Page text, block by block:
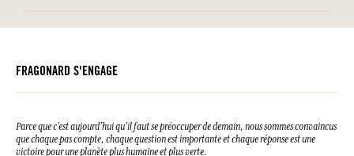
Veuillez consulter les qualités ou caractéristiques environnementales
FRAGONARD S'ENGAGE
Parce que c’est aujourd’hui qu’il faut se préoccuper de demain, nous sommes convaincus
que chaque pas compte, chaque question est importante et chaque réponse est une
victoire pour une planète plus humaine et plus verte.